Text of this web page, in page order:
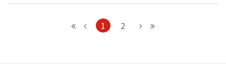
1 2